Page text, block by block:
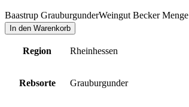
Baastrup GrauburgunderWeingut Becker Menge
In den Warenkorb
Region Rheinhessen
Rebsorte Grauburgunder